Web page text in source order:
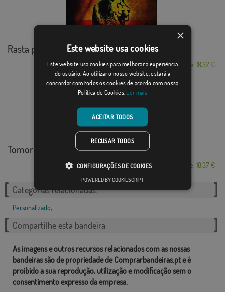
Rasta personalizado
Desde: 18,37 €
Tomorrowland Guatemala
Desde: 18,37 €
Categorias relacionadas:
Personalizado,
Compartilhe esta bandeira
As imagens e outros recursos relacionados com as nossas
bandeiras são de propriedade de Comprarbandeiras.pt e é
proibido a sua reprodução, utilização e modificação sem o
consentimento expresso da empresa.
×
Este website usa cookies
Este website usa cookies para melhorar a experiência
do usuário. Ao utilizar o nosso website, estará a
concordar com todos os cookies de acordo com nossa
Política de Cookies. Ler mais
ACEITAR TODOS
RECUSAR TODOS
CONFIGURAÇÕES DE COOKIES
POWERED BY COOKIESCRIPT